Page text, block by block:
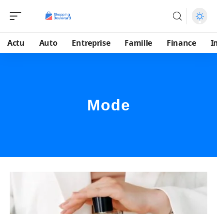
Actu Auto Entreprise Famille Finance
Mode